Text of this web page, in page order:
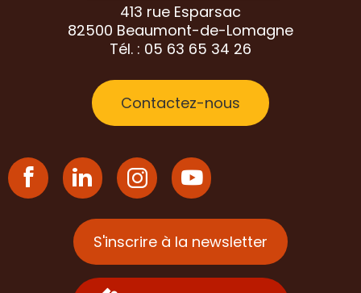
413 rue Esparsac
82500 Beaumont-de-Lomagne
Tél. : 05 63 65 34 26
Contactez-nous
S'inscrire à la newsletter